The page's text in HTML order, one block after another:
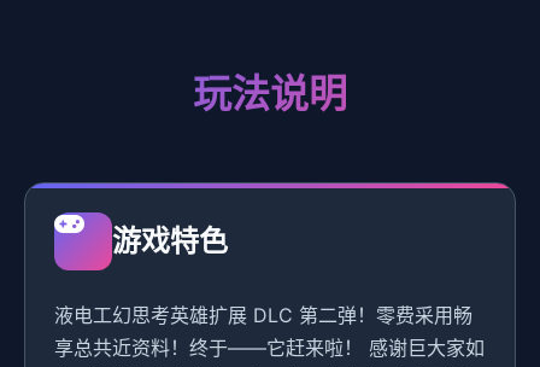
玩法说明
游戏特色
液电工幻思考英雄扩展 DLC 第二弹！零费采用畅
享总共近资料！终于——它赶来啦！ 感谢巨大家如